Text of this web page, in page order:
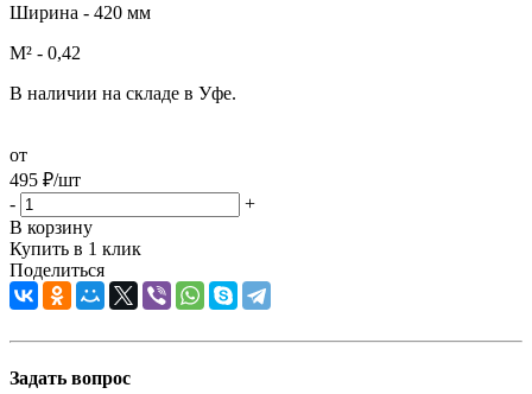
Ширина - 420 мм
М² - 0,42
В наличии на складе в Уфе.
от
495 ₽/шт
-
+
В корзину
Купить в 1 клик
Поделиться
Задать вопрос